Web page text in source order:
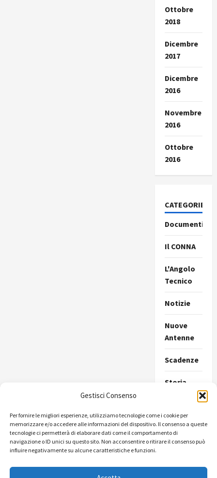
Gestisci Consenso
Per fornire le migliori esperienze, utilizziamo tecnologie come i cookie per
memorizzare e/o accedere alle informazioni del dispositivo. Il consenso a queste
tecnologie ci permetterà di elaborare dati come il comportamento di
navigazione o ID unici su questo sito. Non acconsentire o ritirare il consenso può
influire negativamente su alcune caratteristiche e funzioni.
Ottobre
2018
Dicembre
2017
Dicembre
2016
Novembre
2016
Ottobre
2016
CATEGORIE
Documenti
Il CONNA
L'Angolo
Tecnico
Notizie
Nuove
Antenne
Scadenze
Storia
Ultimissime